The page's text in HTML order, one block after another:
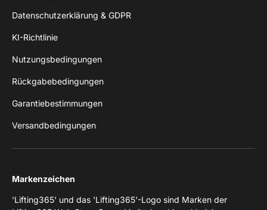
Datenschutzerklärung & GDPR
KI-Richtlinie
Nutzungsbedingungen
Rückgabebedingungen
Garantiebestimmungen
Versandbedingungen
Markenzeichen
'Lifting365' und das 'Lifting365'-Logo sind Marken der